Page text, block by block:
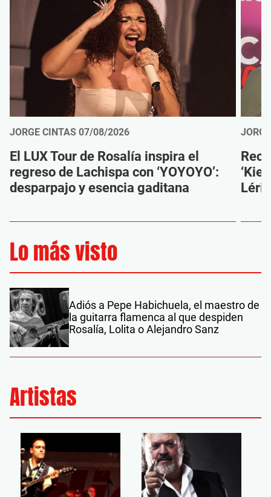
JORGE CINTAS 07/08/2026
El LUX Tour de Rosalía inspira el
regreso de Lachispa con ‘YOYOYO’:
desparpajo y esencia gaditana
Lo más visto
Adiós a Pepe Habichuela, el maestro de
la guitarra flamenca al que despiden
Rosalía, Lolita o Alejandro Sanz
Artistas